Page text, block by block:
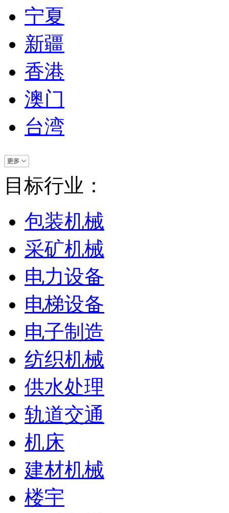
宁夏
新疆
香港
澳门
台湾
目标行业：
包装机械
采矿机械
电力设备
电梯设备
电子制造
纺织机械
供水处理
轨道交通
机床
建材机械
楼宇